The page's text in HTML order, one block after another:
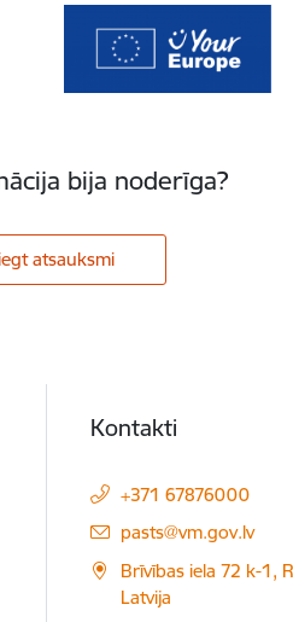
bija noderīga?
atsauksmi
Kontakti
+371 67876000
E-pasts:
pasts@vm.gov.lv
Brīvības iela 72 k-1,
Latvija